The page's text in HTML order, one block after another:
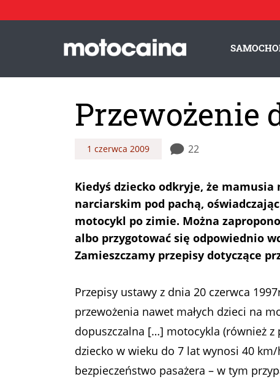
Przewożenie
1 czerwca 2009 22
Kiedyś dziecko odkryje, że
narciarskim pod pachą,
motocykl po zimie. Można
albo przygotować się odpowiednio
Zamieszczamy przepisy dotyczące
Przepisy ustawy z dnia 20 czerwca
przewożenia nawet małych dzieci na
dopuszczalna […] motocykla (również
dziecko w wieku do 7 lat wynosi 40 km/
bezpieczeństwo pasażera – w tym